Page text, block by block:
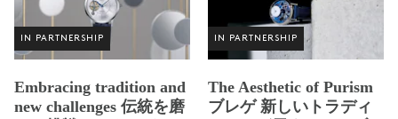
IN PARTNERSHIP
Embracing tradition and
new challenges 伝統を磨
IN PARTNERSHIP
The Aesthetic of Purism
ブレゲ 新しいトラディ